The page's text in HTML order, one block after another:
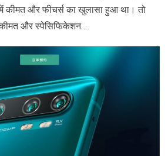
कीमत और फीचर्स का खुलासा हुआ था। तो
और स्पेसिफिकेशन…